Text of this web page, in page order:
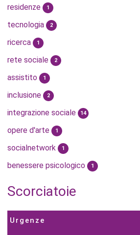
residenze 1
tecnologia 2
ricerca 1
rete sociale 2
assistito 1
inclusione 2
integrazione sociale 14
opere d'arte 1
socialnetwork 1
benessere psicologico 1
Scorciatoie
Urgenze